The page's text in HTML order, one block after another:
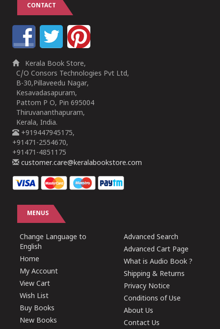
CONTACT
Kerala Book Store,
C/O Consors Technologies Pvt Ltd,
B-30,Pillaveedu Nagar,
Kesavadasapuram,
Pattom P O, Pin 695004
Thiruvananthapuram,
Kerala, India.
+919447945175,
+91471-2554670,
+91471-4851175
customer.care@keralabookstore.com
MENUS
Change Language to
English
Home
My Account
View Cart
Wish List
Buy Books
New Books
Advanced Search
Advanced Cart Page
What is Audio Book ?
Shipping & Returns
Privacy Notice
Conditions of Use
About Us
Contact Us